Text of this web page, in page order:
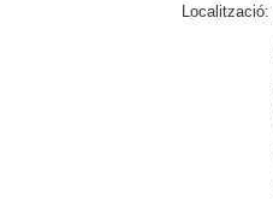
Localització: